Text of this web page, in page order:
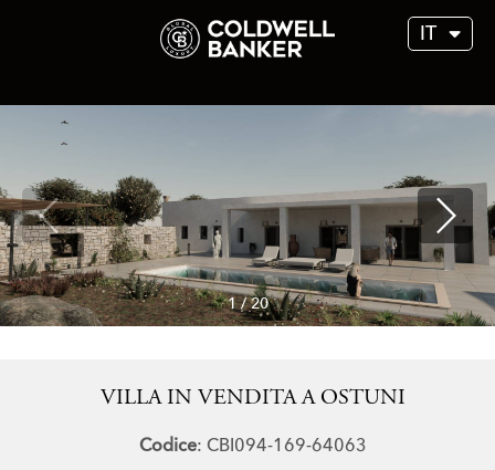
IT
1/20
VILLA IN VENDITA A OSTUNI
Codice: CBI094-169-64063